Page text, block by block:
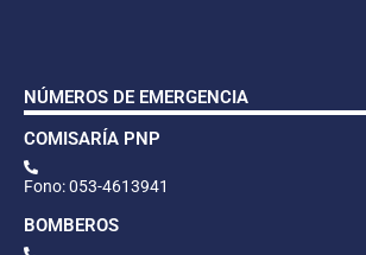
NÚMEROS DE EMERGENCIA
COMISARÍA PNP
Fono: 053-4613941
BOMBEROS